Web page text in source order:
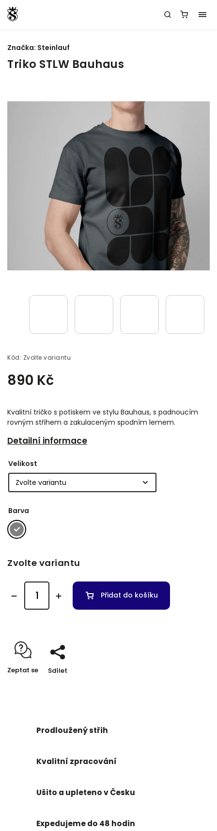
Triko STLW Bauhaus
Kód: Zvolte variantu
890 Kč
Kvalitní tričko s potiskem ve stylu Bauhaus, s padnoucím
rovným střihem a zakulaceným spodním lemem.
Detailní informace
Značka: Steinlauf
Velikost
Barva
Zvolte variantu
Přidat do košíku
Zeptat se Sdílet
Prodloužený střih
Kvalitní zpracování
Ušito a upleteno v Česku
Expedujeme do 48 hodin